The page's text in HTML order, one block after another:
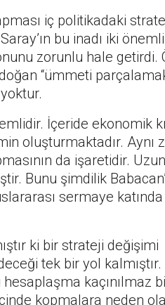
iç politikadaki
bu inadı iki
zorunlu hale getirdi.
“ümmeti
İçeride ekonomik
oluşturmaktadır. Aynı
da işaretidir.
Bunu şimdilik
sermaye
ki bir strateji değişimi
tek bir yol kalmıştır.
kaçınılmaz
kopmalara neden